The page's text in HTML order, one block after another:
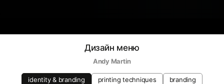
Дизайн меню
Andy Martin
identity & branding printing techniques
branding